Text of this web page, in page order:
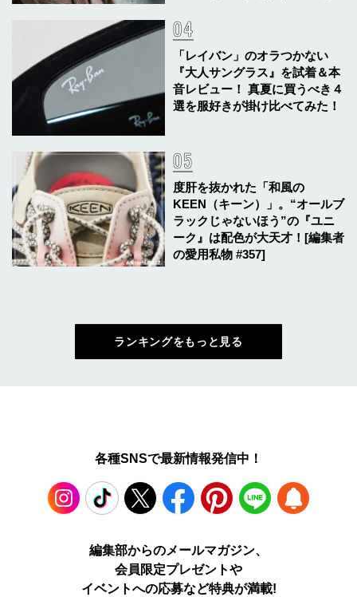
「レイバン」のオラつかない
『大人サングラス』を試着＆本
音レビュー！ 真夏に買うべき４
選を服好きが掛け比べてみた！
度肝を抜かれた「和風の
KEEN（キーン）」。“オールブ
ラックじゃないほう”の『ユニ
ーク』は配色が大天才！[編集者
の愛用私物 #357]
ランキングをもっと見る
各種SNSで最新情報発信中！
TikTok X Facebook Pinterest LINE
編集部からのメールマガジン、
会員限定プレゼントや
イベントへの応募など特典が満載!